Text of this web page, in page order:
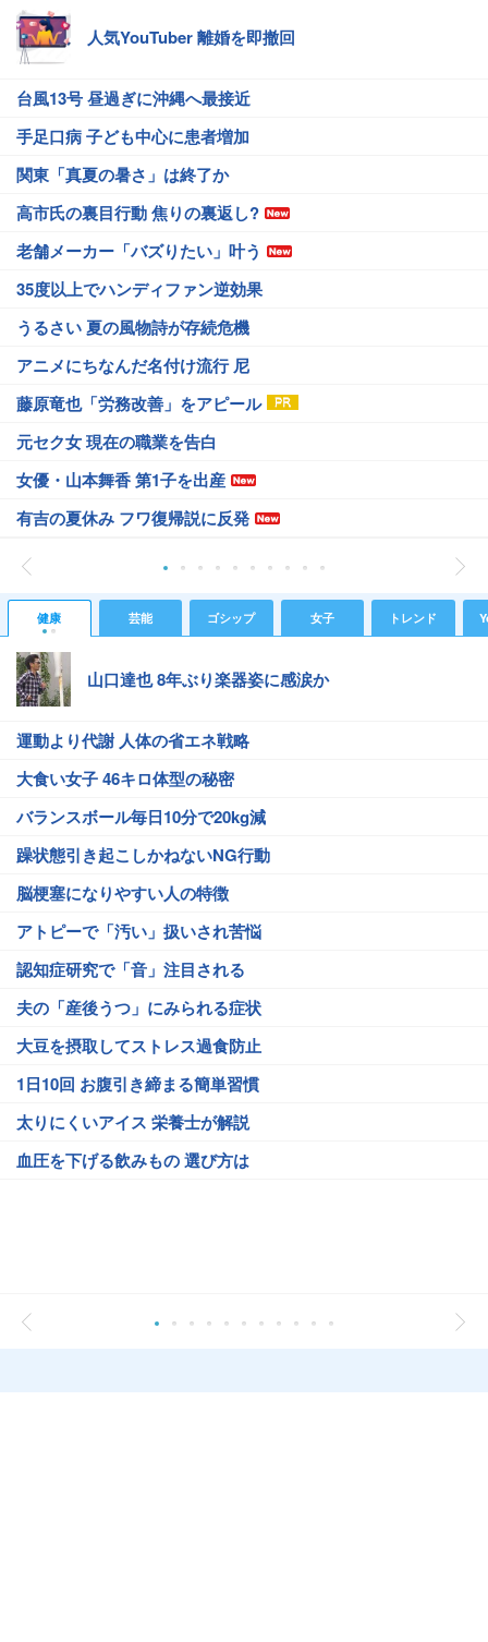
人気YouTuber 離婚を即撤回
台風13号 昼過ぎに沖縄へ最接近
手足口病 子ども中心に患者増加
関東「真夏の暑さ」は終了か
高市氏の裏目行動 焦りの裏返し?
老舗メーカー「バズりたい」叶う
35度以上でハンディファン逆効果
うるさい 夏の風物詩が存続危機
アニメにちなんだ名付け流行 尼
藤原竜也「労務改善」をアピール
元セク女 現在の職業を告白
女優・山本舞香 第1子を出産
有吉の夏休み フワ復帰説に反発
健康 芸能 ゴシップ 女子 トレンド
山口達也 8年ぶり楽器姿に感涙か
運動より代謝 人体の省エネ戦略
大食い女子 46キロ体型の秘密
バランスボール毎日10分で20kg減
躁状態引き起こしかねないNG行動
脳梗塞になりやすい人の特徴
アトピーで「汚い」扱いされ苦悩
認知症研究で「音」注目される
夫の「産後うつ」にみられる症状
大豆を摂取してストレス過食防止
1日10回 お腹引き締まる簡単習慣
太りにくいアイス 栄養士が解説
血圧を下げる飲みもの 選び方は